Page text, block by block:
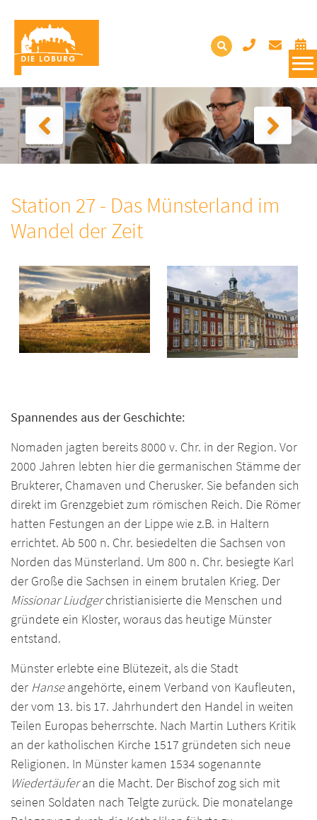
Station 27 - Das Münsterland im
Wandel der Zeit
Spannendes aus der Geschichte:
Nomaden jagten bereits 8000 v. Chr. in der Region. Vor
2000 Jahren lebten hier die germanischen Stämme der
Brukterer, Chamaven und Cherusker. Sie befanden sich
direkt im Grenzgebiet zum römischen Reich. Die Römer
hatten Festungen an der Lippe wie z.B. in Haltern
errichtet. Ab 500 n. Chr. besiedelten die Sachsen von
Norden das Münsterland. Um 800 n. Chr. besiegte Karl
der Große die Sachsen in einem brutalen Krieg. Der
Missionar Liudgerchristianisierte die Menschen und
gründete ein Kloster, woraus das heutige Münster
entstand.
Münster erlebte eine Blütezeit, als die Stadt
der Hanseangehörte, einem Verband von Kaufleuten,
der vom 13. bis 17. Jahrhundert den Handel in weiten
Teilen Europas beherrschte. Nach Martin Luthers Kritik
an der katholischen Kirche 1517 gründeten sich neue
Religionen. In Münster kamen 1534 sogenannte
Wiedertäuferan die Macht. Der Bischof zog sich mit
seinen Soldaten nach Telgte zurück. Die monatelange